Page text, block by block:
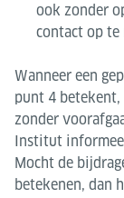
ook zonder
contact op te
Wanneer een
punt 4
zonder
Institut
Mocht de
betekenen, dan